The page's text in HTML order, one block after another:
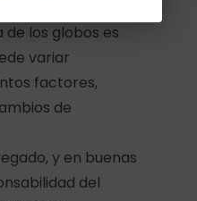
de los globos es
variar
factores,
de
y en buenas
del